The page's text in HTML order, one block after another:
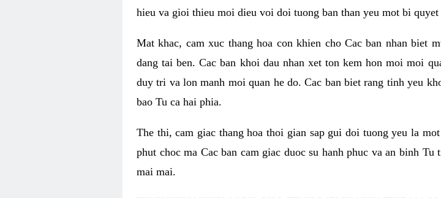
hieu va gioi thieu moi dieu voi doi tuong ban than yeu mot bi quyet
Mat khac, cam xuc thang hoa con khien cho Cac ban nhan biet
dang tai ben. Cac ban khoi dau nhan xet ton kem hon moi moi
duy tri va lon manh moi quan he do. Cac ban biet rang tinh yeu
bao Tu ca hai phia.
The thi, cam giac thang hoa thoi gian sap gui doi tuong yeu la
phut choc ma Cac ban cam giac duoc su hanh phuc va an binh
mai mai.